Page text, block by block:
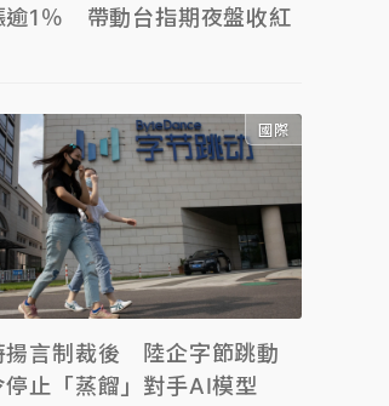
逾1％ 帶動台指期夜盤收紅
國際
揚言制裁後 陸企字節跳動
停止「蒸餾」對手AI模型